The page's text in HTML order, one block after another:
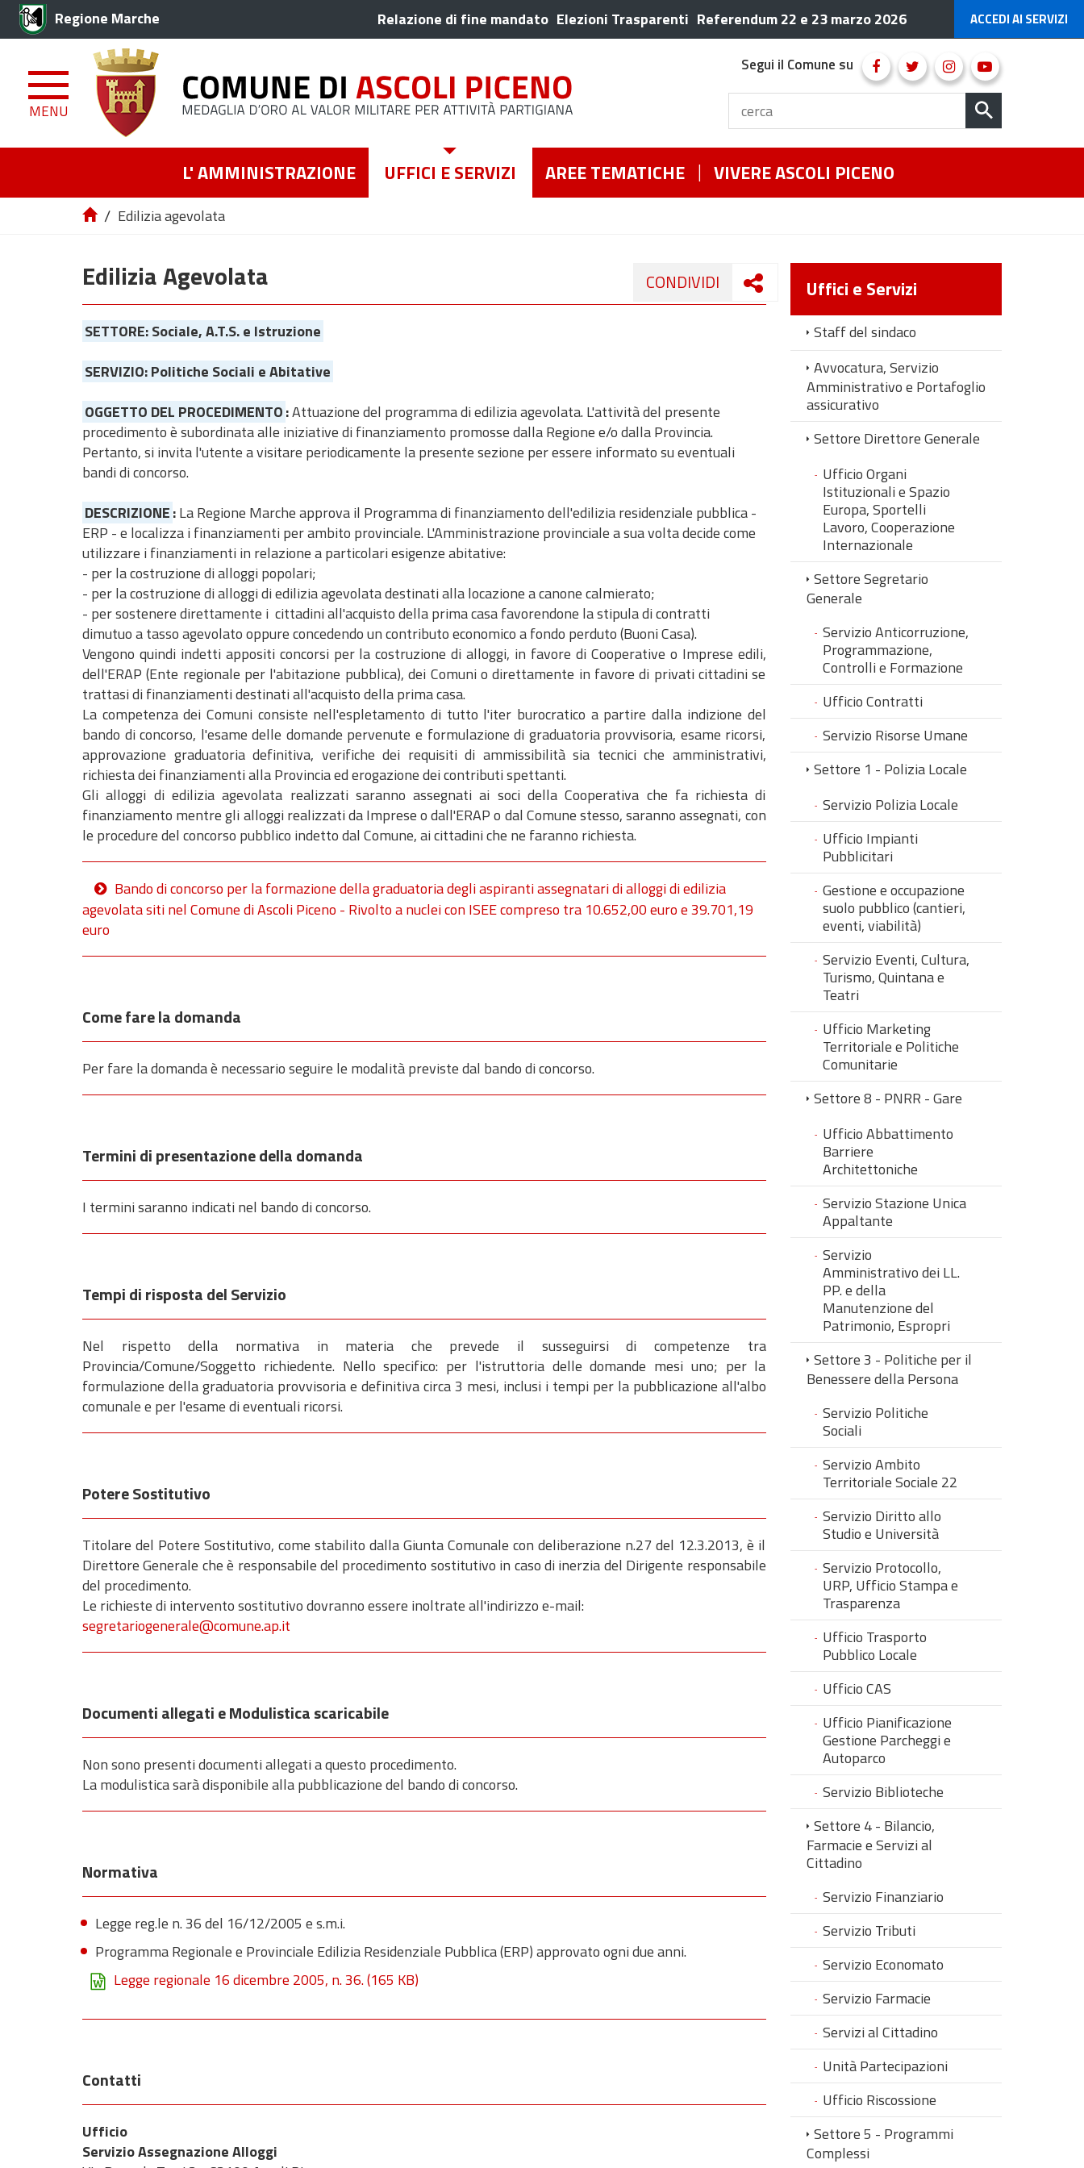
Regione Marche Relazione di fine mandato Elezioni Trasparenti Referendum 22 e 23 marzo 2026 ACCEDI AI SERVIZI
MENU
Segui il Comune su
L' AMMINISTRAZIONE UFFICI E SERVIZI AREE TEMATICHE VIVERE ASCOLI PICENO
/ Edilizia agevolata
CONDIVIDI
Edilizia Agevolata
SETTORE: Sociale, A.T.S. e Istruzione
SERVIZIO: Politiche Sociali e Abitative
OGGETTO DEL PROCEDIMENTO:Attuazione del programma di edilizia agevolata. L'attività del presente
procedimento è subordinata alle iniziative di finanziamento promosse dalla Regione e/o dalla Provincia.
Pertanto, si invita l'utente a visitare periodicamente la presente sezione per essere informato su eventuali
bandi di concorso.
DESCRIZIONE:La Regione Marche approva il Programma di finanziamento dell'edilizia residenziale pubblica -
ERP - e localizza i finanziamenti per ambito provinciale. L'Amministrazione provinciale a sua volta decide come
utilizzare i finanziamenti in relazione a particolari esigenze abitative:
- per la costruzione di alloggi popolari;
- per la costruzione di alloggi di edilizia agevolata destinati alla locazione a canone calmierato;
- per sostenere direttamente i cittadini all'acquisto della prima casa favorendone la stipula di contratti
dimutuo a tasso agevolato oppure concedendo un contributo economico a fondo perduto (Buoni Casa).
Vengono quindi indetti appositi concorsi per la costruzione di alloggi, in favore di Cooperative o Imprese edili,
dell'ERAP (Ente regionale per l'abitazione pubblica), dei Comuni o direttamente in favore di privati cittadini se
trattasi di finanziamenti destinati all'acquisto della prima casa.
La competenza dei Comuni consiste nell'espletamento di tutto l'iter burocratico a partire dalla indizione del
bando di concorso, l'esame delle domande pervenute e formulazione di graduatoria provvisoria, esame ricorsi,
approvazione graduatoria definitiva, verifiche dei requisiti di ammissibilità sia tecnici che amministrativi,
richiesta dei finanziamenti alla Provincia ed erogazione dei contributi spettanti.
Gli alloggi di edilizia agevolata realizzati saranno assegnati ai soci della Cooperativa che fa richiesta di
finanziamento mentre gli alloggi realizzati da Imprese o dall'ERAP o dal Comune stesso, saranno assegnati, con
le procedure del concorso pubblico indetto dal Comune, ai cittadini che ne faranno richiesta.
Bando di concorso per la formazione della graduatoria degli aspiranti assegnatari di alloggi di edilizia
agevolata siti nel Comune di Ascoli Piceno - Rivolto a nuclei con ISEE compreso tra 10.652,00 euro e 39.701,19
euro
Come fare la domanda
Per fare la domanda è necessario seguire le modalità previste dal bando di concorso.
Termini di presentazione della domanda
I termini saranno indicati nel bando di concorso.
Tempi di risposta del Servizio
Nel rispetto della normativa in materia che prevede il susseguirsi di competenze tra
Provincia/Comune/Soggetto richiedente. Nello specifico: per l'istruttoria delle domande mesi uno; per la
formulazione della graduatoria provvisoria e definitiva circa 3 mesi, inclusi i tempi per la pubblicazione all'albo
comunale e per l'esame di eventuali ricorsi.
Potere Sostitutivo
Titolare del Potere Sostitutivo, come stabilito dalla Giunta Comunale con deliberazione n.27 del 12.3.2013, è il
Direttore Generale che è responsabile del procedimento sostitutivo in caso di inerzia del Dirigente responsabile
del procedimento.
Le richieste di intervento sostitutivo dovranno essere inoltrate all'indirizzo e-mail:
segretariogenerale@comune.ap.it
Documenti allegati e Modulistica scaricabile
Non sono presenti documenti allegati a questo procedimento.
La modulistica sarà disponibile alla pubblicazione del bando di concorso.
Normativa
Legge reg.le n. 36 del 16/12/2005 e s.m.i.
Programma Regionale e Provinciale Edilizia Residenziale Pubblica (ERP) approvato ogni due anni.
Legge regionale 16 dicembre 2005, n. 36.(165 KB)
Contatti
Ufficio
Servizio Assegnazione Alloggi
Uffici e Servizi
Staff del sindaco
Avvocatura, Servizio
Amministrativo e Portafoglio
assicurativo
Settore Direttore Generale
Ufficio Organi
Istituzionali e Spazio
Europa, Sportelli
Lavoro, Cooperazione
Internazionale
Settore Segretario
Generale
Servizio Anticorruzione,
Programmazione,
Controlli e Formazione
Ufficio Contratti
Servizio Risorse Umane
Settore 1 - Polizia Locale
Servizio Polizia Locale
Ufficio Impianti
Pubblicitari
Gestione e occupazione
suolo pubblico (cantieri,
eventi, viabilità)
Servizio Eventi, Cultura,
Turismo, Quintana e
Teatri
Ufficio Marketing
Territoriale e Politiche
Comunitarie
Settore 8 - PNRR - Gare
Ufficio Abbattimento
Barriere
Architettoniche
Servizio Stazione Unica
Appaltante
Servizio
Amministrativo dei LL.
PP. e della
Manutenzione del
Patrimonio, Espropri
Settore 3 - Politiche per il
Benessere della Persona
Servizio Politiche
Sociali
Servizio Ambito
Territoriale Sociale 22
Servizio Diritto allo
Studio e Università
Servizio Protocollo,
URP, Ufficio Stampa e
Trasparenza
Ufficio Trasporto
Pubblico Locale
Ufficio CAS
Ufficio Pianificazione
Gestione Parcheggi e
Autoparco
Servizio Biblioteche
Settore 4 - Bilancio,
Farmacie e Servizi al
Cittadino
Servizio Finanziario
Servizio Tributi
Servizio Economato
Servizio Farmacie
Servizi al Cittadino
Unità Partecipazioni
Ufficio Riscossione
Settore 5 - Programmi
Complessi